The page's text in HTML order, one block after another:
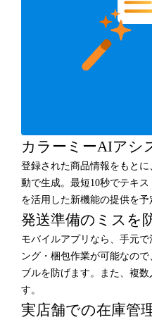
カラーミーAIアシ
登録された商品情報をもと
動で生成。最短10秒でテキ
を活用した新機能の提供を予
発送準備のミスを
モバイルアプリなら、手元
ング・梱包作業が可能なの
ブルを防げます。また、複
す。
実店舗での在庫管